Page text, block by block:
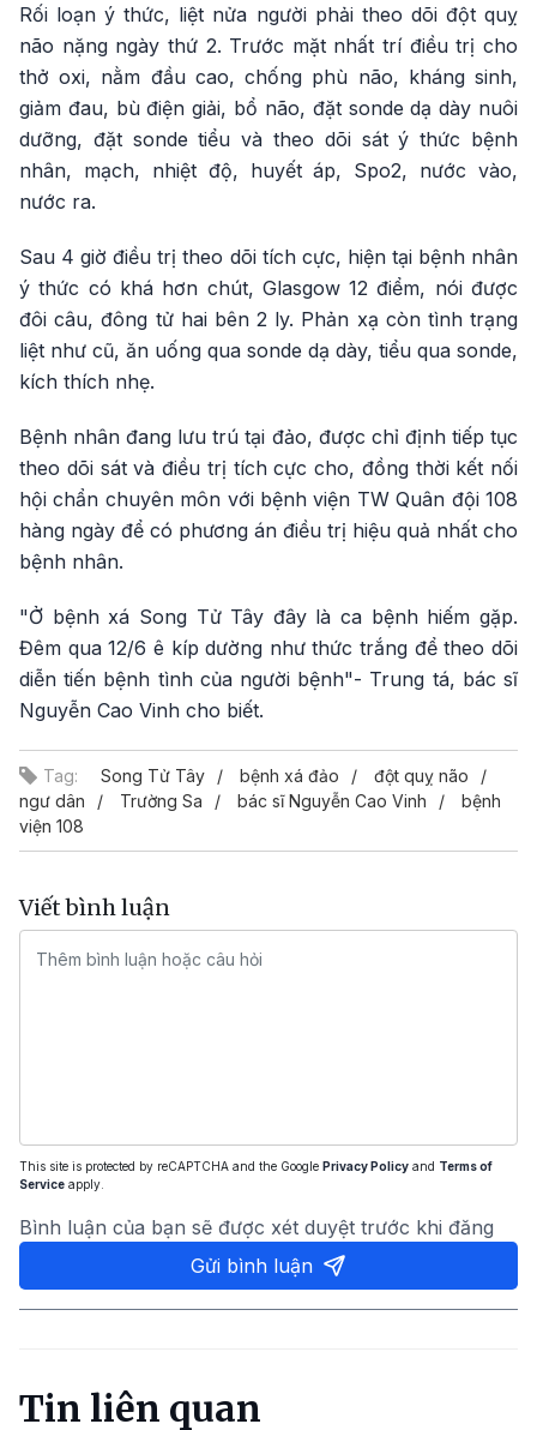
Rối loạn ý thức, liệt nửa người phải theo dõi đột quỵ
não nặng ngày thứ 2. Trước mặt nhất trí điều trị cho
thở oxi, nằm đầu cao, chống phù não, kháng sinh,
giảm đau, bù điện giải, bổ não, đặt sonde dạ dày nuôi
dưỡng, đặt sonde tiểu và theo dõi sát ý thức bệnh
nhân, mạch, nhiệt độ, huyết áp, Spo2, nước vào,
nước ra.
Sau 4 giờ điều trị theo dõi tích cực, hiện tại bệnh nhân
ý thức có khá hơn chút, Glasgow 12 điểm, nói được
đôi câu, đông tử hai bên 2 ly. Phản xạ còn tình trạng
liệt như cũ, ăn uống qua sonde dạ dày, tiểu qua sonde,
kích thích nhẹ.
Bệnh nhân đang lưu trú tại đảo, được chỉ định tiếp tục
theo dõi sát và điều trị tích cực cho, đồng thời kết nối
hội chẩn chuyên môn với bệnh viện TW Quân đội 108
hàng ngày để có phương án điều trị hiệu quả nhất cho
bệnh nhân.
"Ở bệnh xá Song Tử Tây đây là ca bệnh hiếm gặp.
Đêm qua 12/6 ê kíp dường như thức trắng để theo dõi
diễn tiến bệnh tình của người bệnh"- Trung tá, bác sĩ
Nguyễn Cao Vinh cho biết.
Tag: Song Tử Tây bệnh xá đảo
đột quỵ não
ngư dân
Trường Sa bác sĩ Nguyễn Cao Vinh
bệnh
viện 108
Viết bình luận
This site is protected by reCAPTCHA and the Google Privacy Policy and Terms of
Service apply.
Bình luận của bạn sẽ được xét duyệt trước khi đăng
Gửi bình luận
Tin liên quan